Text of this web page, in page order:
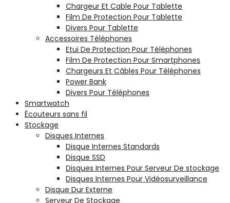
Chargeur Et Cable Pour Tablette
Film De Protection Pour Tablette
Divers Pour Tablette
Accessoires Téléphones
Etui De Protection Pour Téléphones
Film De Protection Pour Smartphones
Chargeurs Et Câbles Pour Téléphones
Power Bank
Divers Pour Téléphones
Smartwatch
Écouteurs sans fil
Stockage
Disques Internes
Disque Internes Standards
Disque SSD
Disques Internes Pour Serveur De stockage
Disques Internes Pour Vidéosurveillance
Disque Dur Externe
Serveur De Stockage